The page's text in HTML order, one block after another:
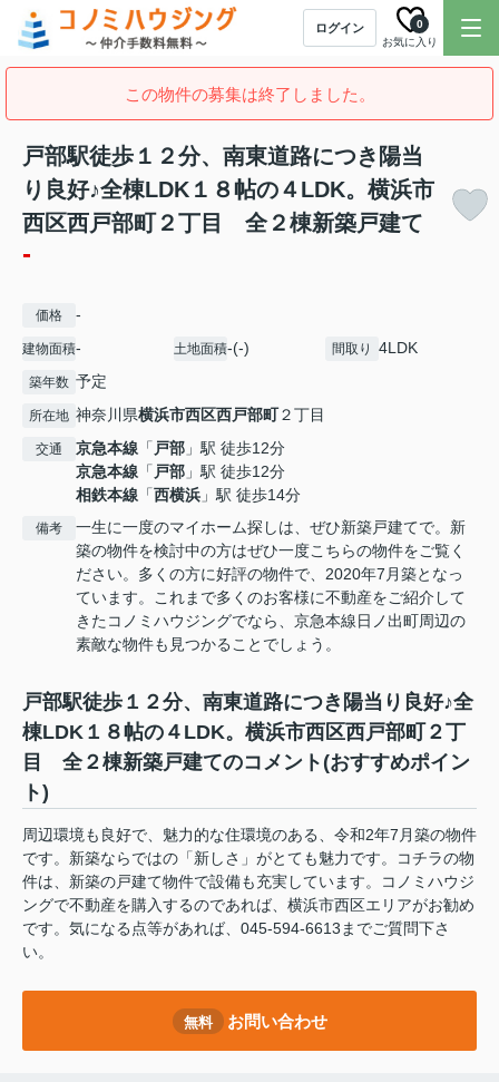
ログイン
お気に入り
0
この物件の募集は終了しました。
戸部駅徒歩１２分、南東道路につき陽当
り良好♪全棟LDK１８帖の４LDK。横浜市
西区西戸部町２丁目 全２棟新築戸建て
-
価格 -
建物面積- 土地面積-(-) 間取り 4LDK
築年数 予定
所在地 神奈川県横浜市西区西戸部町２丁目
交通 京急本線 「 戸部 」駅 徒歩12分
京急本線 「 戸部 」駅 徒歩12分
相鉄本線 「西横浜 」駅 徒歩14分
備考
一生に一度のマイホーム探しは、ぜひ新築戸建てで。新
築の物件を検討中の方はぜひ一度こちらの物件をご覧く
ださい。多くの方に好評の物件で、2020年7月築となっ
ています。これまで多くのお客様に不動産をご紹介して
きたコノミハウジングでなら、京急本線日ノ出町周辺の
素敵な物件も見つかることでしょう。
戸部駅徒歩１２分、南東道路につき陽当り良好♪全
棟LDK１８帖の４LDK。横浜市西区西戸部町２丁
目 全２棟新築戸建てのコメント(おすすめポイン
ト)
周辺環境も良好で、魅力的な住環境のある、令和2年7月築の物件
です。新築ならではの「新しさ」がとても魅力です。コチラの物
件は、新築の戸建て物件で設備も充実しています。コノミハウジ
ングで不動産を購入するのであれば、横浜市西区エリアがお勧め
です。気になる点等があれば、045-594-6613までご質問下さ
い。
無料 お問い合わせ